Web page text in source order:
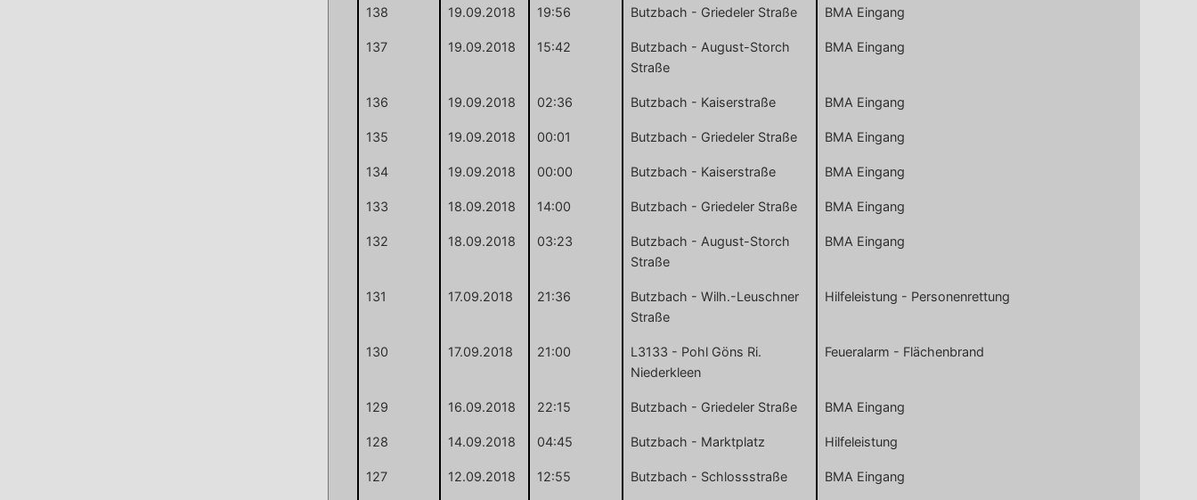
138 19.09.2018 19:56 Butzbach - Griedeler Straße BMA Eingang
137 19.09.2018 15:42
Butzbach - August-Storch
Straße
BMA Eingang
136 19.09.2018 02:36 Butzbach - Kaiserstraße BMA Eingang
135 19.09.2018 00:01 Butzbach - Griedeler Straße BMA Eingang
134 19.09.2018 00:00 Butzbach - Kaiserstraße BMA Eingang
133 18.09.2018 14:00 Butzbach - Griedeler Straße BMA Eingang
132 18.09.2018 03:23
Butzbach - August-Storch
Straße
BMA Eingang
131 17.09.2018 21:36
Butzbach - Wilh.-Leuschner
Straße
Hilfeleistung - Personenrettung
130 17.09.2018 21:00
L3133 - Pohl Göns Ri.
Niederkleen
Feueralarm - Flächenbrand
129 16.09.2018 22:15 Butzbach - Griedeler Straße BMA Eingang
128 14.09.2018 04:45 Butzbach - Marktplatz Hilfeleistung
127 12.09.2018 12:55 Butzbach - Schlossstraße BMA Eingang